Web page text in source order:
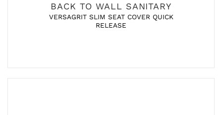
BACK TO WALL SANITARY
VERSAGRIT SLIM SEAT COVER QUICK
RELEASE